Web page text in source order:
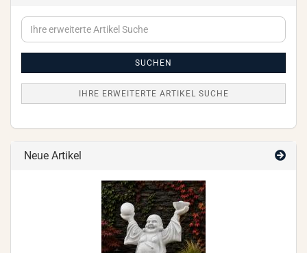
Ihre
erweiterte
SUCHEN
IHRE ERWEITERTE ARTIKEL SUCHE
Neue Artikel